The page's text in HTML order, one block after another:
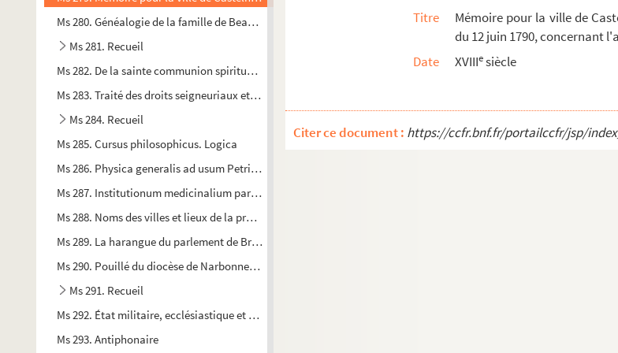
Ms 280. Généalogie de la famille de Beauxhostes
Ms 281. Recueil
Ms 282. De la sainte communion spirituelle
Ms 283. Traité des droits seigneuriaux et des matières féodales
Ms 284. Recueil
Ms 285. Cursus philosophicus. Logica
Ms 286. Physica generalis ad usum Petri Brunet, clerici Limoliensis, dioecesis Narbonensis, convictoris et s...
Ms 287. Institutionum medicinalium pars quinta. Therapeutice
Ms 288. Noms des villes et lieux de la province de Languedoc
Ms 289. La harangue du parlement de Bretagne
Ms 290. Pouillé du diocèse de Narbonne, dressé par feu M. Caldaguez, chanoine de Saint-Just, syndic du clerg...
Ms 291. Recueil
Ms 292. État militaire, ecclésiastique et politique du Roussillon. 1751
Ms 293. Antiphonaire
Titre
Mémoire pour la ville de
du 12 juin 1790, concernant
Date
XVIIIesiècle
Citer ce document : https://ccfr.bnf.fr/portailccfr/jsp/